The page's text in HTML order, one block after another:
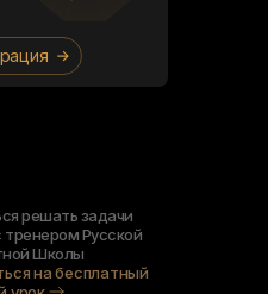
решать задачи
Русской
Школы
на бесплатный